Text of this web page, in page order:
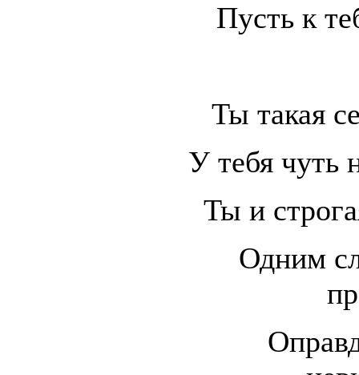
Пусть к
Ты такая
У тебя чуть
Ты и
Одним